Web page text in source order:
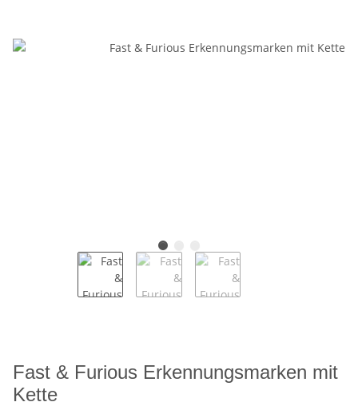
Fast & Furious Erkennungsmarken mit
Kette